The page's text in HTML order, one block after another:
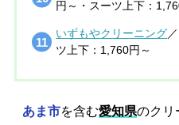
円～・スーツ上下：
いずもやクリーニング
ツ上下：1,760円～
あま市を含む愛知県のクリ